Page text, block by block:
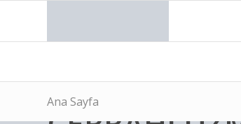
Ana Sayfa